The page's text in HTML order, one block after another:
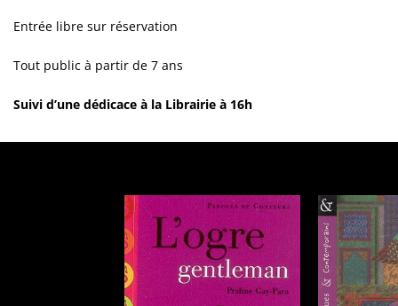
Entrée libre sur réservation
Tout public à partir de 7 ans
Suivi d’une dédicace à la Librairie à 16h